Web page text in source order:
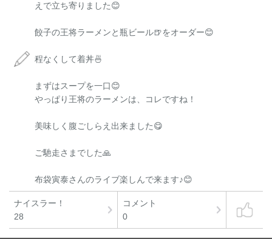
えで立ち寄りました😊
餃子の王将ラーメンと瓶ビール🍺をオーダー😊
程なくして着丼🍜
まずはスープを一口😊
やっぱり王将のラーメンは、コレですね！
美味しく腹ごしらえ出来ました😋
ご馳走さまでした🙏
布袋寅泰さんのライブ楽しんで来ます♪😊
ナイスラー！
28
コメント
0